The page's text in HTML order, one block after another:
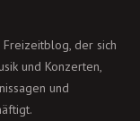
Freizeitblog, der sich
und Konzerten,
und